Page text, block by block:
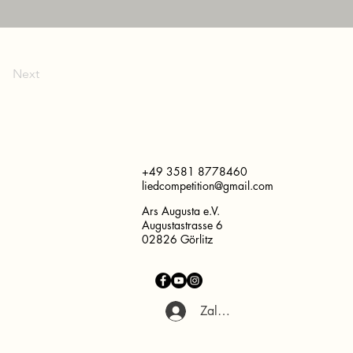
Next
+49 3581 8778460
liedcompetition@gmail.com
Ars Augusta e.V.
Augustastrasse 6
02826 Görlitz
Zaloguj się